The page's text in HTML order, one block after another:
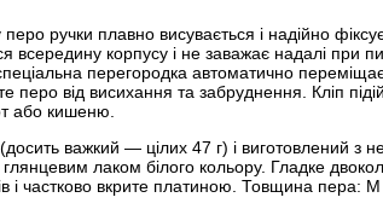
ручки плавно висувається і надійно
всередину корпусу і не заважає надалі при
перегородка автоматично
перо від висихання та забруднення. Кліп
або кишеню.
важкий — цілих 47 г) і виготовлений з
лаком білого кольору. Гладке
і частково вкрите платиною. Товщина пера: